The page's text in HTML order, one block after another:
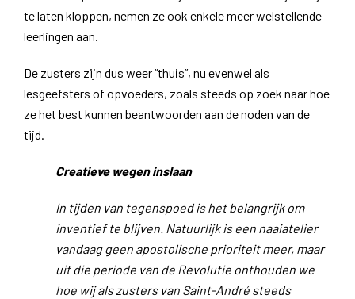
te laten kloppen, nemen ze ook enkele meer welstellende
leerlingen aan.
De zusters zijn dus weer “thuis”, nu evenwel als
lesgeefsters of opvoeders, zoals steeds op zoek naar hoe
ze het best kunnen beantwoorden aan de noden van de
tijd.
Creatieve wegen inslaan
In tijden van tegenspoed is het belangrijk om
inventief te blijven. Natuurlijk is een naaiatelier
vandaag geen apostolische prioriteit meer, maar
uit die periode van de Revolutie onthouden we
hoe wij als zusters van Saint-André steeds